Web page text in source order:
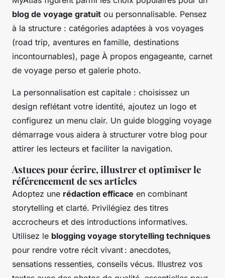
blog de voyage gratuit ou personnalisable. Pensez
à la structure : catégories adaptées à vos voyages
(road trip, aventures en famille, destinations
incontournables), page À propos engageante, carnet
de voyage perso et galerie photo.
La personnalisation est capitale : choisissez un
design reflétant votre identité, ajoutez un logo et
configurez un menu clair. Un guide blogging voyage
démarrage vous aidera à structurer votre blog pour
attirer les lecteurs et faciliter la navigation.
Astuces pour écrire, illustrer et optimiser le
référencement de ses articles
Adoptez une rédaction efficace en combinant
storytelling et clarté. Privilégiez des titres
accrocheurs et des introductions informatives.
Utilisez le blogging voyage storytelling techniques
pour rendre votre récit vivant : anecdotes,
sensations ressenties, conseils vécus. Illustrez vos